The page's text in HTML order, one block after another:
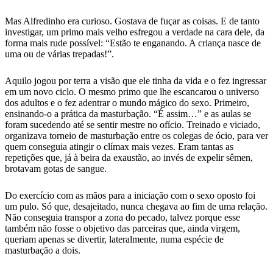
Mas Alfredinho era curioso. Gostava de fuçar as coisas. E de tanto
investigar, um primo mais velho esfregou a verdade na cara dele, da
forma mais rude possível: “Estão te enganando. A criança nasce de
uma ou de várias trepadas!”.
Aquilo jogou por terra a visão que ele tinha da vida e o fez ingressar
em um novo ciclo. O mesmo primo que lhe escancarou o universo
dos adultos e o fez adentrar o mundo mágico do sexo. Primeiro,
ensinando-o a prática da masturbação. “É assim…” e as aulas se
foram sucedendo até se sentir mestre no ofício. Treinado e viciado,
organizava torneio de masturbação entre os colegas de ócio, para ver
quem conseguia atingir o clímax mais vezes. Eram tantas as
repetições que, já à beira da exaustão, ao invés de expelir sêmen,
brotavam gotas de sangue.
Do exercício com as mãos para a iniciação com o sexo oposto foi
um pulo. Só que, desajeitado, nunca chegava ao fim de uma relação.
Não conseguia transpor a zona do pecado, talvez porque esse
também não fosse o objetivo das parceiras que, ainda virgem,
queriam apenas se divertir, lateralmente, numa espécie de
masturbação a dois.